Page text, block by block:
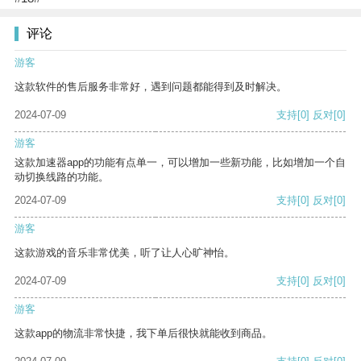
评论
游客
这款软件的售后服务非常好，遇到问题都能得到及时解决。
2024-07-09 支持[0] 反对[0]
游客
这款加速器app的功能有点单一，可以增加一些新功能，比如增加一个自
动切换线路的功能。
2024-07-09
支持[0] 反对[0]
游客
这款游戏的音乐非常优美，听了让人心旷神怡。
2024-07-09 支持[0] 反对[0]
游客
这款app的物流非常快捷，我下单后很快就能收到商品。